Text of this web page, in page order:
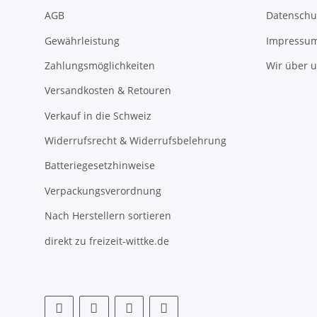
AGB
Gewährleistung
Zahlungsmöglichkeiten
Versandkosten & Retouren
Verkauf in die Schweiz
Widerrufsrecht & Widerrufsbelehrung
Batteriegesetzhinweise
Verpackungsverordnung
Nach Herstellern sortieren
direkt zu freizeit-wittke.de
Wir über